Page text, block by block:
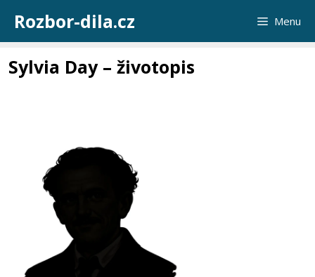
obsah
Rozbor-dila.cz Menu
Sylvia Day – životopis